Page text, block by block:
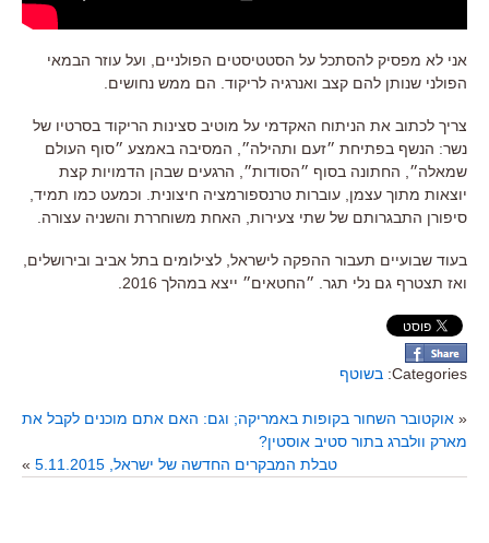
אני לא מפסיק להסתכל על הסטטיסטים הפולניים, ועל עוזר הבמאי
הפולני שנותן להם קצב ואנרגיה לריקוד. הם ממש נחושים.
צריך לכתוב את הניתוח האקדמי על מוטיב סצינות הריקוד בסרטיו של
נשר: הנשף בפתיחת ״זעם ותהילה״, המסיבה באמצע ״סוף העולם
שמאלה״, החתונה בסוף ״הסודות״, הרגעים שבהן הדמויות קצת
יוצאות מתוך עצמן, עוברות טרנספורמציה חיצונית. וכמעט כמו תמיד,
סיפורן התבגרותם של שתי צעירות, האחת משוחררת והשניה עצורה.
בעוד שבועיים תעבור ההפקה לישראל, לצילומים בתל אביב ובירושלים,
ואז תצטרף גם נלי תגר. ״החטאים״ ייצא במהלך 2016.
Categories: בשוטף
« אוקטובר השחור בקופות באמריקה; וגם: האם אתם מוכנים לקבל את
מארק וולברג בתור סטיב אוסטין?
טבלת המבקרים החדשה של ישראל, 5.11.2015
»